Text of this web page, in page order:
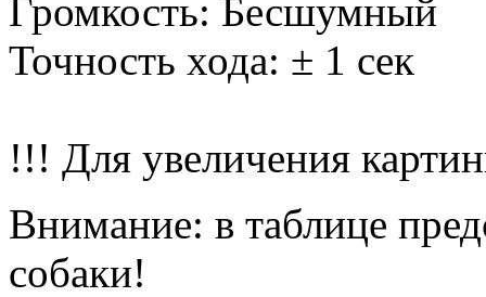
Громкость: Бесшумный
Точность хода: ± 1 сек
!!! Для увеличения
Внимание: в таблице
собаки!